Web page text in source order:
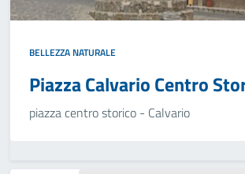
BELLEZZA NATURALE
Piazza Calvario Centro
piazza centro storico - Calvario